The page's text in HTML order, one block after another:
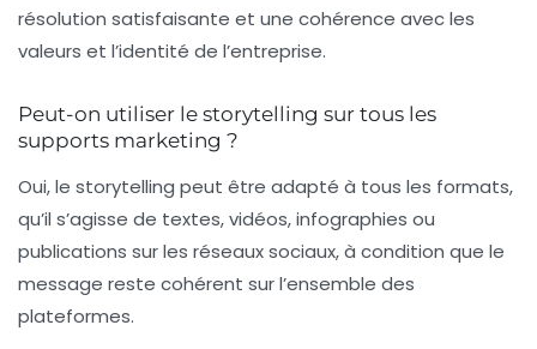
résolution satisfaisante et une cohérence avec les
valeurs et l’identité de l’entreprise.
Peut-on utiliser le storytelling sur tous les
supports marketing ?
Oui, le storytelling peut être adapté à tous les formats,
qu’il s’agisse de textes, vidéos, infographies ou
publications sur les réseaux sociaux, à condition que le
message reste cohérent sur l’ensemble des
plateformes.